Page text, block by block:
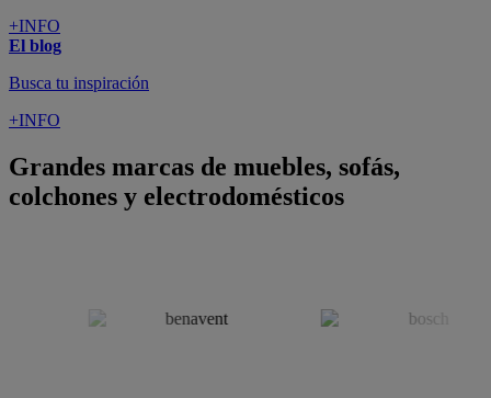
+INFO
El blog
Busca tu inspiración
+INFO
Grandes marcas de muebles, sofás,
colchones y electrodomésticos